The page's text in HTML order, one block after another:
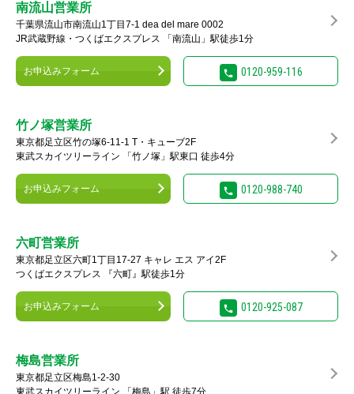
南流山営業所
千葉県流山市南流山1丁目7-1 dea del mare 0002
JR武蔵野線・つくばエクスプレス 「南流山」駅徒歩1分
お申込みフォーム 0120-959-116
竹ノ塚営業所
東京都足立区竹の塚6-11-1 T・キューブ2F
東武スカイツリーライン 「竹ノ塚」駅東口 徒歩4分
お申込みフォーム 0120-988-740
六町営業所
東京都足立区六町1丁目17-27 キャレ エス アイ2F
つくばエクスプレス 『六町』駅徒歩1分
お申込みフォーム 0120-925-087
梅島営業所
東京都足立区梅島1-2-30
東武スカイツリーライン 「梅島」駅 徒歩7分